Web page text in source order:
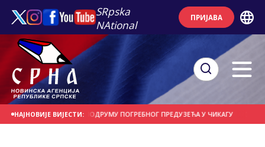
SRpska
NAtional
ПРИЈАВА
НАЈНОВИЈЕ ВИЈЕСТИ:
ПРОНАЂЕНИ У ПОДРУМУ ПОГРЕБНОГ ПРЕДУЗЕЋА У ЧИКАГУ У ТОКУ